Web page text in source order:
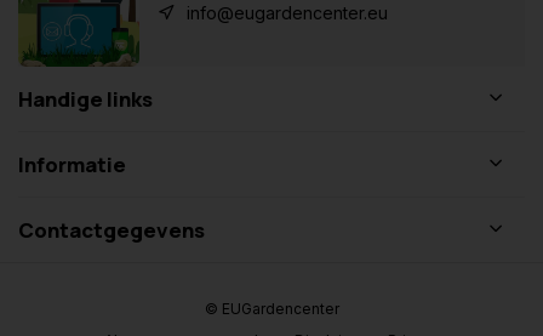
info@eugardencenter.eu
Handige links
Informatie
Contactgegevens
© EUGardencenter